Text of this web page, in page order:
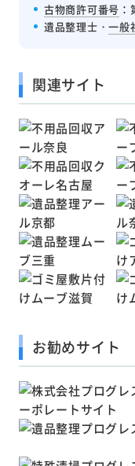
古物商許可番号
遺品整理士・一般
関連サイト
お勧めサイト